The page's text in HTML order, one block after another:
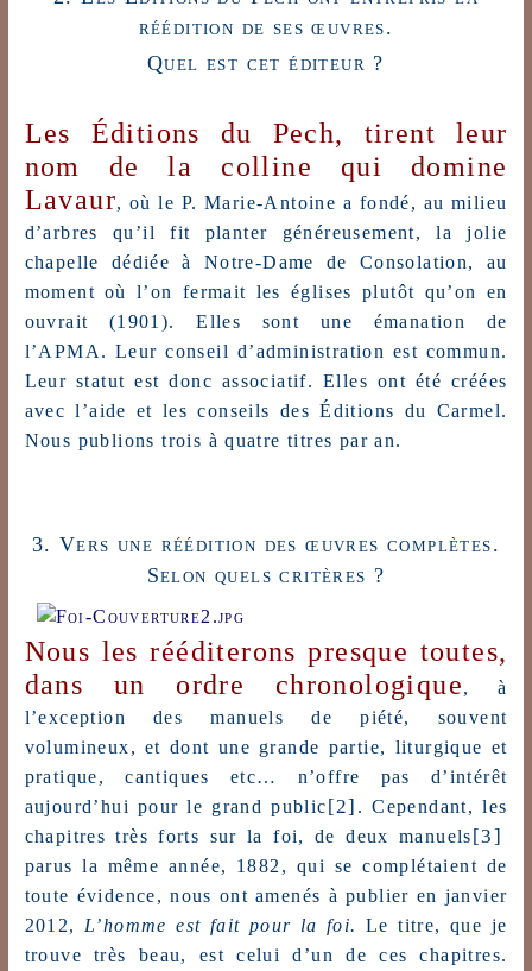
réédition de ses œuvres.
Quel est cet éditeur ?
Les Éditions du Pech, tirent leur
nom de la colline qui domine
Lavaur, où le P. Marie-Antoine a fondé, au milieu
d’arbres qu’il fit planter généreusement, la jolie
chapelle dédiée à Notre-Dame de Consolation, au
moment où l’on fermait les églises plutôt qu’on en
ouvrait (1901). Elles sont une émanation de
l’APMA. Leur conseil d’administration est commun.
Leur statut est donc associatif. Elles ont été créées
avec l’aide et les conseils des Éditions du Carmel.
Nous publions trois à quatre titres par an.
3. Vers une réédition des œuvres complètes.
Selon quels critères ?
Nous les rééditerons presque toutes,
dans un ordre chronologique, à
l’exception des manuels de piété, souvent
volumineux, et dont une grande partie, liturgique et
pratique, cantiques etc… n’offre pas d’intérêt
aujourd’hui pour le grand public[2] . Cependant, les
chapitres très forts sur la foi, de deux manuels[3]
parus la même année, 1882, qui se complétaient de
toute évidence, nous ont amenés à publier en janvier
2012, L’homme est fait pour la foi.Le titre, que je
trouve très beau, est celui d’un de ces chapitres.